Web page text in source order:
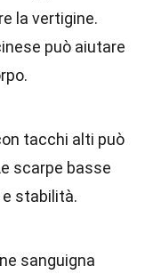
la vertigine.
può aiutare
tacchi alti può
scarpe basse
stabilità.
sanguigna